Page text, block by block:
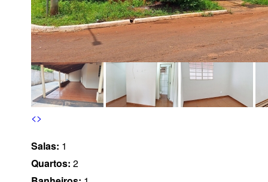
<>
Salas: 1
Quartos: 2